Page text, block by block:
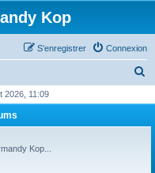
Kop
Connexion
S’enregistrer
h
2026, 11:09
Kop...